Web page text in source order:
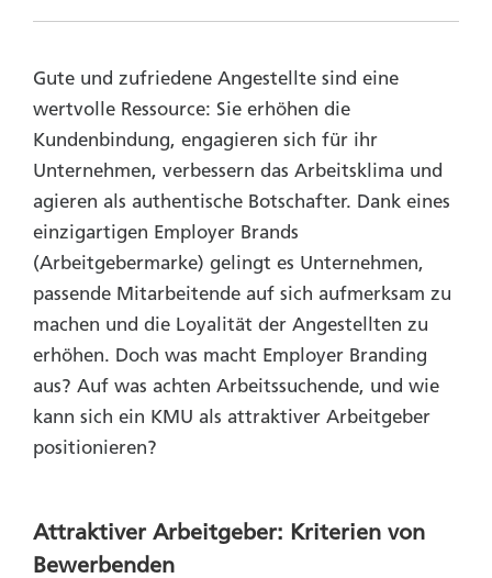
Gute und zufriedene Angestellte sind eine
wertvolle Ressource: Sie erhöhen die
Kundenbindung, engagieren sich für ihr
Unternehmen, verbessern das Arbeitsklima und
agieren als authentische Botschafter. Dank eines
einzigartigen Employer Brands
(Arbeitgebermarke) gelingt es Unternehmen,
passende Mitarbeitende auf sich aufmerksam zu
machen und die Loyalität der Angestellten zu
erhöhen. Doch was macht Employer Branding
aus? Auf was achten Arbeitssuchende, und wie
kann sich ein KMU als attraktiver Arbeitgeber
positionieren?
Attraktiver Arbeitgeber: Kriterien von
Bewerbenden